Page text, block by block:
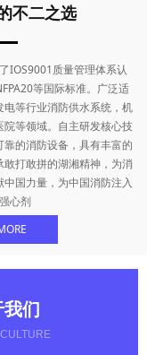
们
不二之选
IOS9001质量管理体系认
等国际标准。广泛适
等行业消防供水系统，机
等领域。自主研发核心技
的消防设备，具有丰富的
打敢拼的湖湘精神，为消
国力量，为中国消防注入
心剂